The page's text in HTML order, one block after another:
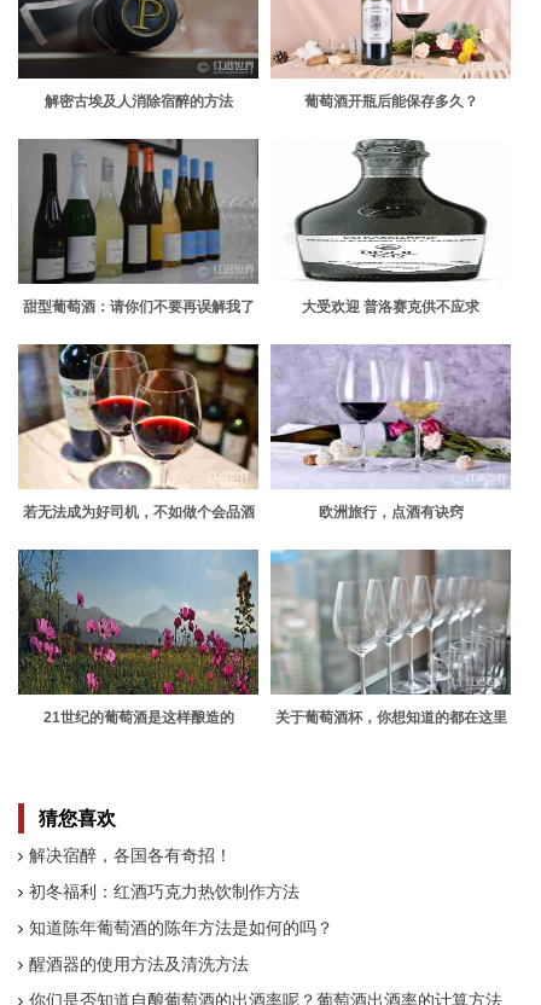
解密古埃及人消除宿醉的方法 葡萄酒开瓶后能保存多久？
甜型葡萄酒：请你们不要再误解我了 大受欢迎 普洛赛克供不应求
若无法成为好司机，不如做个会品酒
欧洲旅行，点酒有诀窍
21世纪的葡萄酒是这样酿造的
关于葡萄酒杯，你想知道的都在这里
猜您喜欢
解决宿醉，各国各有奇招！
初冬福利：红酒巧克力热饮制作方法
知道陈年葡萄酒的陈年方法是如何的吗？
醒酒器的使用方法及清洗方法
你们是否知道自酿葡萄酒的出酒率呢？葡萄酒出酒率的计算方法